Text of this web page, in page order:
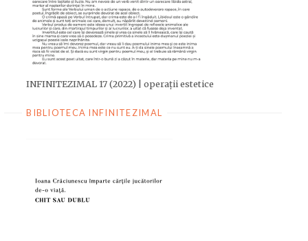
INFINITEZIMAL 17 (2022) | operații estetice
BIBLIOTECA INFINITEZIMAL